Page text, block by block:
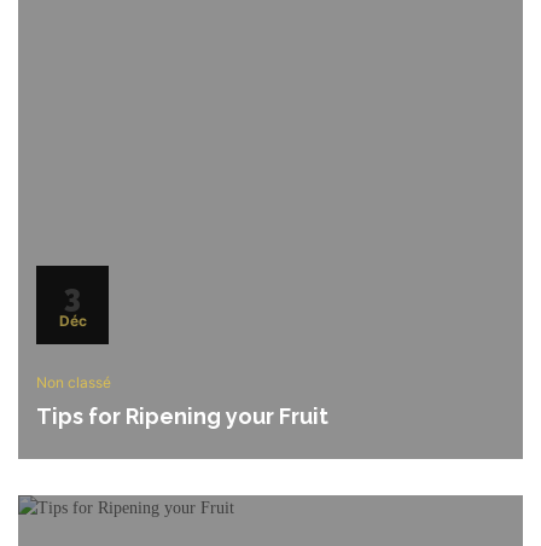
3
Déc
Non classé
Tips for Ripening your Fruit